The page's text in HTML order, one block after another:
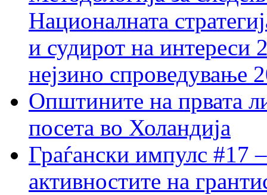
Националната
и судирот на интереси
нејзино спроведување
Општините на првата
посета во Холандија
Граѓански импулс #17
активностите на